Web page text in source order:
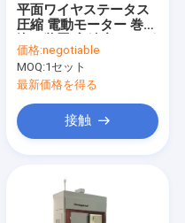
平面ワイヤステータス
圧縮 電動モーター 巻き
制御
価格:negotiable
MOQ:1セット
最新価格を得る
接触